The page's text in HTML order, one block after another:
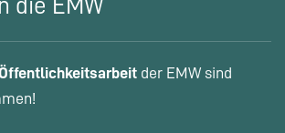
die EMW
Öffentlichkeitsarbeit der EMW sind